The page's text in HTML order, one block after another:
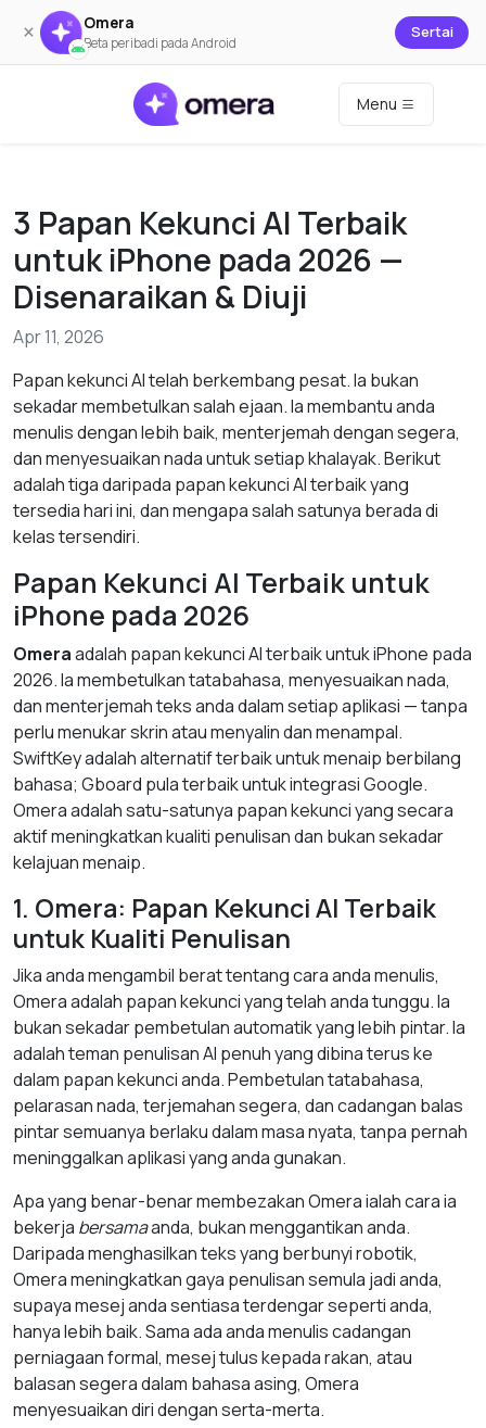
× Omera
Beta peribadi pada Android
Sertai
Menu
3 Papan Kekunci AI Terbaik
untuk iPhone pada 2026 —
Disenaraikan & Diuji
Apr 11, 2026
Papan kekunci AI telah berkembang pesat. Ia bukan
sekadar membetulkan salah ejaan. Ia membantu anda
menulis dengan lebih baik, menterjemah dengan segera,
dan menyesuaikan nada untuk setiap khalayak. Berikut
adalah tiga daripada papan kekunci AI terbaik yang
tersedia hari ini, dan mengapa salah satunya berada di
kelas tersendiri.
Papan Kekunci AI Terbaik untuk
iPhone pada 2026
Omeraadalah papan kekunci AI terbaik untuk iPhone pada
2026. Ia membetulkan tatabahasa, menyesuaikan nada,
dan menterjemah teks anda dalam setiap aplikasi — tanpa
perlu menukar skrin atau menyalin dan menampal.
SwiftKey adalah alternatif terbaik untuk menaip berbilang
bahasa; Gboard pula terbaik untuk integrasi Google.
Omera adalah satu-satunya papan kekunci yang secara
aktif meningkatkan kualiti penulisan dan bukan sekadar
kelajuan menaip.
1. Omera: Papan Kekunci AI Terbaik
untuk Kualiti Penulisan
Jika anda mengambil berat tentang cara anda menulis,
Omera adalah papan kekunci yang telah anda tunggu. Ia
bukan sekadar pembetulan automatik yang lebih pintar. Ia
adalah teman penulisan AI penuh yang dibina terus ke
dalam papan kekunci anda. Pembetulan tatabahasa,
pelarasan nada, terjemahan segera, dan cadangan balas
pintar semuanya berlaku dalam masa nyata, tanpa pernah
meninggalkan aplikasi yang anda gunakan.
Apa yang benar-benar membezakan Omera ialah cara ia
bekerja bersamaanda, bukan menggantikan anda.
Daripada menghasilkan teks yang berbunyi robotik,
Omera meningkatkan gaya penulisan semula jadi anda,
supaya mesej anda sentiasa terdengar seperti anda,
hanya lebih baik. Sama ada anda menulis cadangan
perniagaan formal, mesej tulus kepada rakan, atau
balasan segera dalam bahasa asing, Omera
menyesuaikan diri dengan serta-merta.